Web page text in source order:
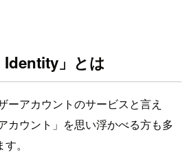
Identity」とは
ーアカウントのサービスと言え
カウント」を思い浮かべる方も多
。